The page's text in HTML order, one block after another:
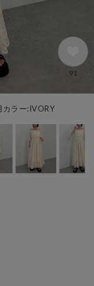
ラー:IVORY
91